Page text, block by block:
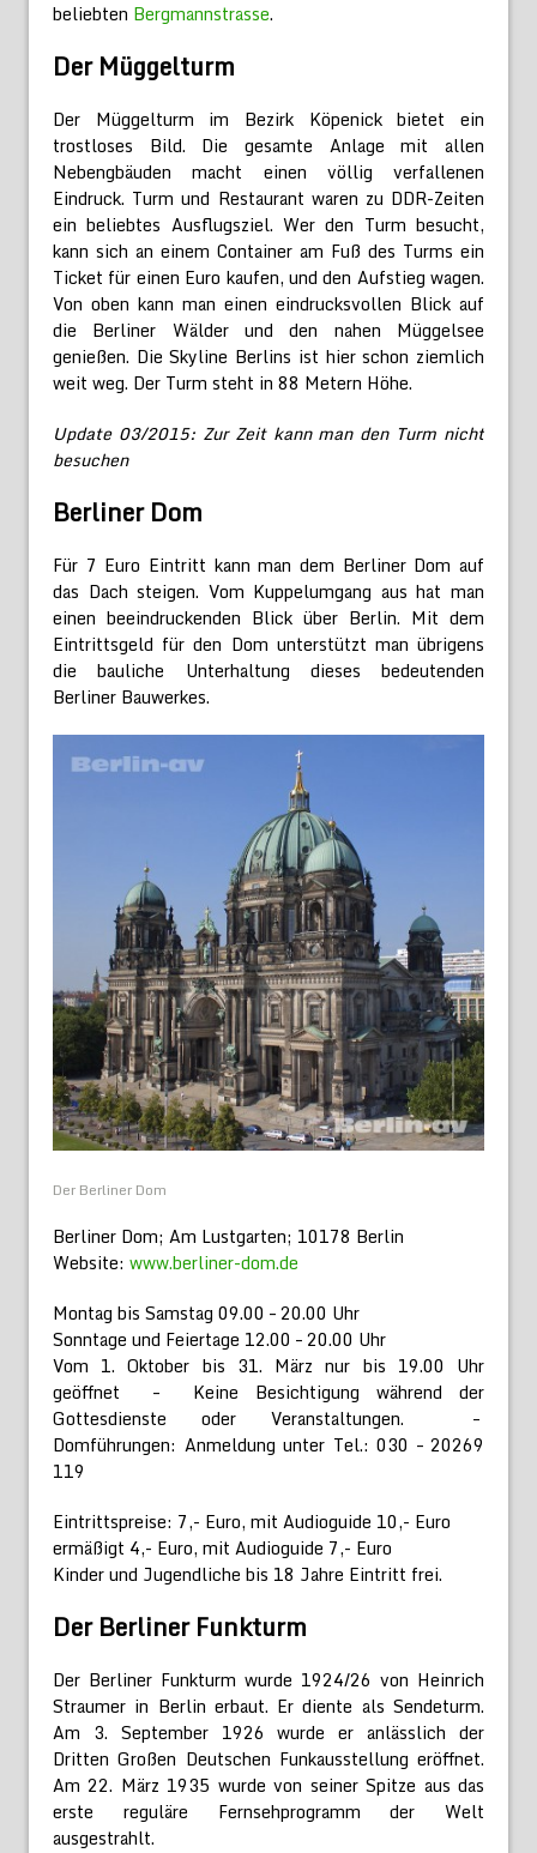
beliebten Bergmannstrasse.
Der Müggelturm
Der Müggelturm im Bezirk Köpenick bietet ein
trostloses Bild. Die gesamte Anlage mit allen
Nebengbäuden macht einen völlig verfallenen
Eindruck. Turm und Restaurant waren zu DDR-Zeiten
ein beliebtes Ausflugsziel. Wer den Turm besucht,
kann sich an einem Container am Fuß des Turms ein
Ticket für einen Euro kaufen, und den Aufstieg wagen.
Von oben kann man einen eindrucksvollen Blick auf
die Berliner Wälder und den nahen Müggelsee
genießen. Die Skyline Berlins ist hier schon ziemlich
weit weg. Der Turm steht in 88 Metern Höhe.
Update 03/2015: Zur Zeit kann man den Turm nicht
besuchen
Berliner Dom
Für 7 Euro Eintritt kann man dem Berliner Dom auf
das Dach steigen. Vom Kuppelumgang aus hat man
einen beeindruckenden Blick über Berlin. Mit dem
Eintrittsgeld für den Dom unterstützt man übrigens
die bauliche Unterhaltung dieses bedeutenden
Berliner Bauwerkes.
Der Berliner Dom
Berliner Dom; Am Lustgarten; 10178 Berlin
Website: www.berliner-dom.de
Montag bis Samstag 09.00 – 20.00 Uhr
Sonntage und Feiertage 12.00 – 20.00 Uhr
Vom 1. Oktober bis 31. März nur bis 19.00 Uhr
geöffnet – Keine Besichtigung während der
Gottesdienste oder Veranstaltungen. –
Domführungen: Anmeldung unter Tel.: 030 – 20269
119
Eintrittspreise: 7,- Euro, mit Audioguide 10,- Euro
ermäßigt 4,- Euro, mit Audioguide 7,- Euro
Kinder und Jugendliche bis 18 Jahre Eintritt frei.
Der Berliner Funkturm
Der Berliner Funkturm wurde 1924/26 von Heinrich
Straumer in Berlin erbaut. Er diente als Sendeturm.
Am 3. September 1926 wurde er anlässlich der
Dritten Großen Deutschen Funkausstellung eröffnet.
Am 22. März 1935 wurde von seiner Spitze aus das
erste reguläre Fernsehprogramm der Welt
ausgestrahlt.